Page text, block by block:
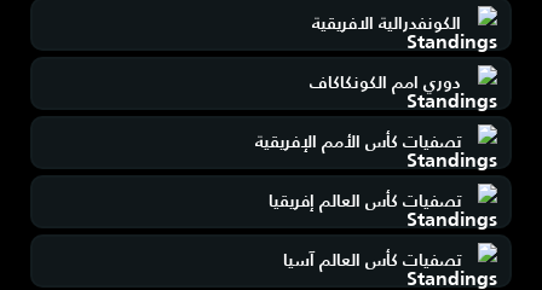
الكونفدرالية الافريقية
دوري امم الكونكاكاف
تصفيات كأس الأمم الإفريقية
تصفيات كأس العالم إفريقيا
تصفيات كأس العالم آسيا